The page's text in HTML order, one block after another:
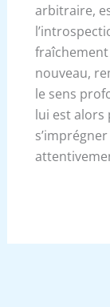
arbitraire,
nouveau,
le sens
lui est alors